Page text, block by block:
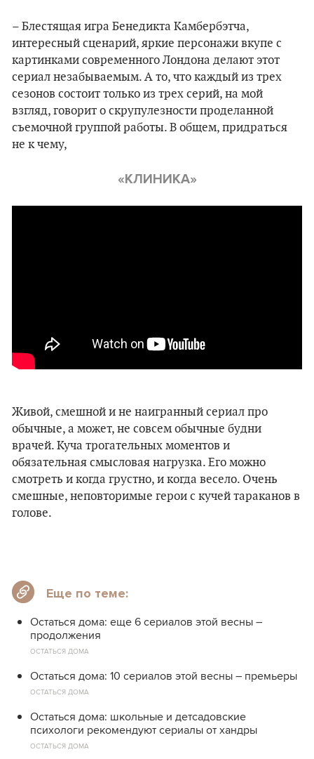
– Блестящая игра Бенедикта Камбербэтча,
интересный сценарий, яркие персонажи вкупе с
картинками современного Лондона делают этот
сериал незабываемым. А то, что каждый из трех
сезонов состоит только из трех серий, на мой
взгляд, говорит о скрупулезности проделанной
съемочной группой работы. В общем, придраться
не к чему,
«КЛИНИКА»
Живой, смешной и не наигранный сериал про
обычные, а может, не совсем обычные будни
врачей. Куча трогательных моментов и
обязательная смысловая нагрузка. Его можно
смотреть и когда грустно, и когда весело. Очень
смешные, неповторимые герои с кучей тараканов в
голове.
Еще по теме:
Остаться дома: еще 6 сериалов этой весны –
продолжения
ОСТАТЬСЯ ДОМА
Остаться дома: 10 сериалов этой весны – премьеры
ОСТАТЬСЯ ДОМА
Остаться дома: школьные и детсадовские
психологи рекомендуют сериалы от хандры
ОСТАТЬСЯ ДОМА